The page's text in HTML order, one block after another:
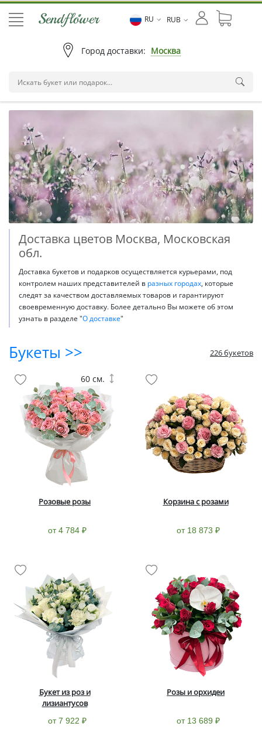
RU RUB
Город доставки: Москва
Доставка цветов Москва, Московская
обл.
Доставка букетов и подарков осуществляется курьерами, под
контролем наших представителей в разных городах, которые
следят за качеством доставляемых товаров и гарантируют
своевременную доставку. Более детально Вы можете об этом
узнать в разделе "О доставке"
Букеты >> 226 букетов
Розовые розы
от 4 784 ₽
60 см.
Корзина с розами
от 18 873 ₽
Букет из роз и
лизиантусов
от 7 922 ₽
Розы и орхидеи
от 13 689 ₽